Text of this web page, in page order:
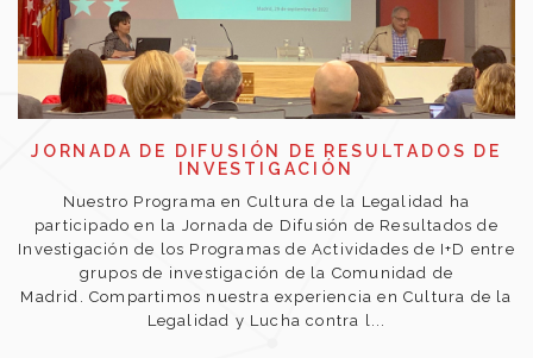
JORNADA DE DIFUSIÓN DE RESULTADOS DE
INVESTIGACIÓN
Nuestro Programa en Cultura de la Legalidad ha
participado en la Jornada de Difusión de Resultados de
Investigación de los Programas de Actividades de I+D entre
grupos de investigación de la Comunidad de
Madrid. Compartimos nuestra experiencia en Cultura de la
Legalidad y Lucha contra l...